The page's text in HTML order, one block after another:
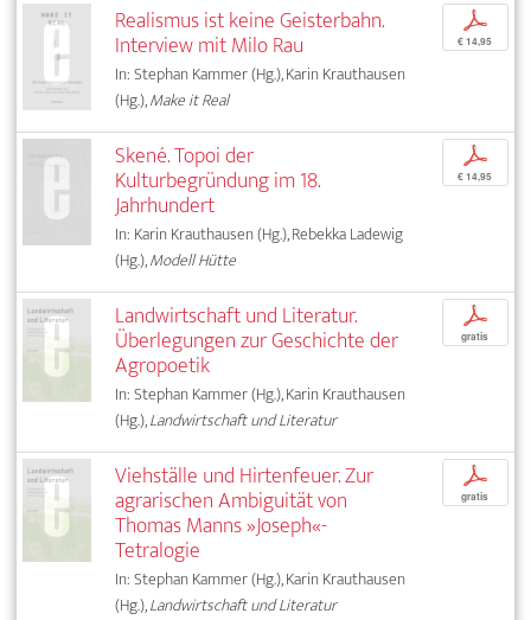
Realismus ist keine Geisterbahn.
Interview mit Milo Rau
In: Stephan Kammer (Hg.), Karin Krauthausen
(Hg.),Make it Real
p
€ 14,95
Skené. Topoi der
Kulturbegründung im 18.
Jahrhundert
In: Karin Krauthausen (Hg.), Rebekka Ladewig
(Hg.),Modell Hütte
p
€ 14,95
Landwirtschaft und Literatur.
Überlegungen zur Geschichte der
Agropoetik
In: Stephan Kammer (Hg.), Karin Krauthausen
(Hg.),Landwirtschaft und Literatur
p
gratis
Viehställe und Hirtenfeuer. Zur
agrarischen Ambiguität von
Thomas Manns »Joseph«-
Tetralogie
In: Stephan Kammer (Hg.), Karin Krauthausen
(Hg.),Landwirtschaft und Literatur
p
gratis